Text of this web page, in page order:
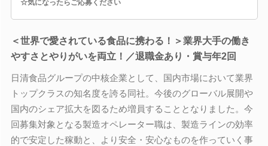
☆気になったらご応募ください
＜世界で愛されている食品に携わる！＞業界大手の働き
やすさとやりがいを両立！／退職金あり・賞与年2回
日清食品グループの中核企業として、国内市場において業界
トップクラスの知名度を誇る同社。今後のグローバル展開や
国内のシェア拡大を図るため増員することとなりました。今
回募集対象となる製造オペレーター職は、製造ラインの効率
的で安定した稼動と、より安全・安心なものを作っていく事